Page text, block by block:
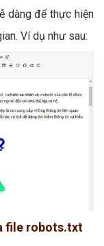
dàng để thực hiện
Ví dụ như sau:
file robots.txt